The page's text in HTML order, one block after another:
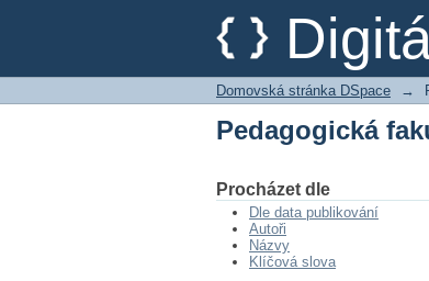
Pedagogická
Domovská stránka DSpace →
Pedagogická
Procházet dle
Dle data publikování
Autoři
Názvy
Klíčová slova